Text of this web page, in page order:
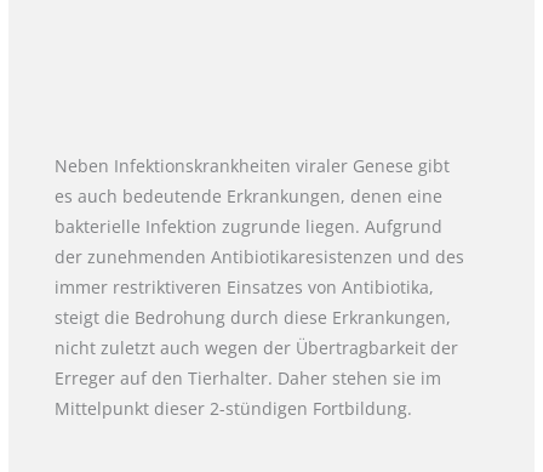
Neben Infektionskrankheiten viraler Genese gibt
es auch bedeutende Erkrankungen, denen eine
bakterielle Infektion zugrunde liegen. Aufgrund
der zunehmenden Antibiotikaresistenzen und des
immer restriktiveren Einsatzes von Antibiotika,
steigt die Bedrohung durch diese Erkrankungen,
nicht zuletzt auch wegen der Übertragbarkeit der
Erreger auf den Tierhalter. Daher stehen sie im
Mittelpunkt dieser 2-stündigen Fortbildung.